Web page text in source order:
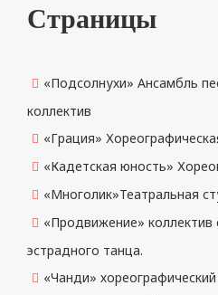
Страницы
«Подсолнухи» Ансамбль
коллектив
«Грация»
«Кадетская юность»
«Многолик»Театральная
«Продвижение» коллектив
эстрадного танца.
«Чанди»